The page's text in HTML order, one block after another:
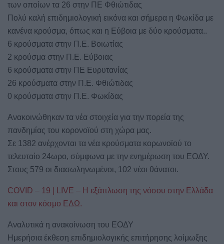
των οποίων τα 26 στην ΠΕ Φθιώτιδας
Πολύ καλή επιδημιολογική εικόνα και σήμερα η Φωκίδα με
κανένα κρούσμα, όπως και η Εύβοια με δύο κρούσματα..
6 κρούσματα στην Π.Ε. Βοιωτίας
2 κρούσμα στην Π.Ε. Εύβοιας
6 κρούσματα στην ΠΕ Ευρυτανίας
26 κρούσματα στην Π.Ε. Φθιώτιδας
0 κρούσματα στην Π.Ε. Φωκίδας
Ανακοινώθηκαν τα νέα στοιχεία για την πορεία της
πανδημίας του κορονοϊού στη χώρα μας.
Σε 1382 ανέρχονται τα νέα κρούσματα κορωνοϊού το
τελευταίο 24ωρο, σύμφωνα με την ενημέρωση του ΕΟΔΥ.
Στους 579 οι διασωληνωμένοι, 102 νέοι θάνατοι.
COVID – 19 | LIVE – Η εξάπλωση της νόσου στην Ελλάδα
και στον κόσμο ΕΔΩ.
Αναλυτικά η ανακοίνωση του ΕΟΔΥ
Ημερήσια έκθεση επιδημιολογικής επιτήρησης λοίμωξης